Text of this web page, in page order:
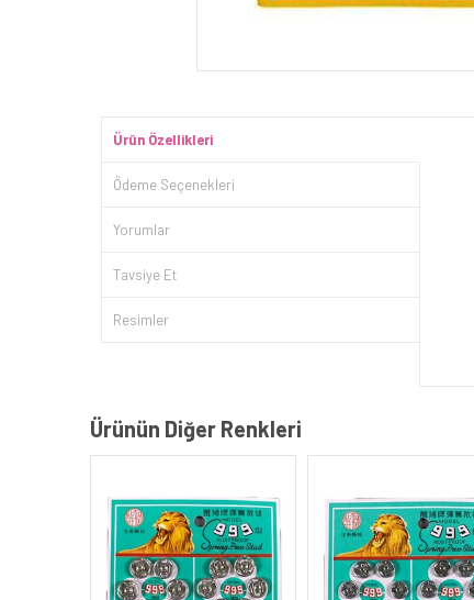
Ürün Özellikleri
Ödeme Seçenekleri
Yorumlar
Tavsiye Et
Resimler
Ürünün Diğer Renkleri